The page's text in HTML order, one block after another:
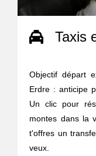
Taxis
Objectif départ
Erdre : anticipe
Un clic pour
montes dans la
t'offres un
veux.